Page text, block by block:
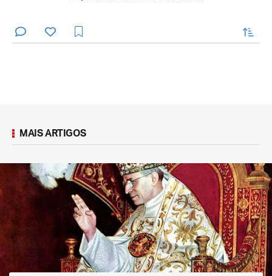
enviar
MAIS ARTIGOS